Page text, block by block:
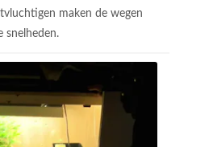
maken de wegen
snelheden.